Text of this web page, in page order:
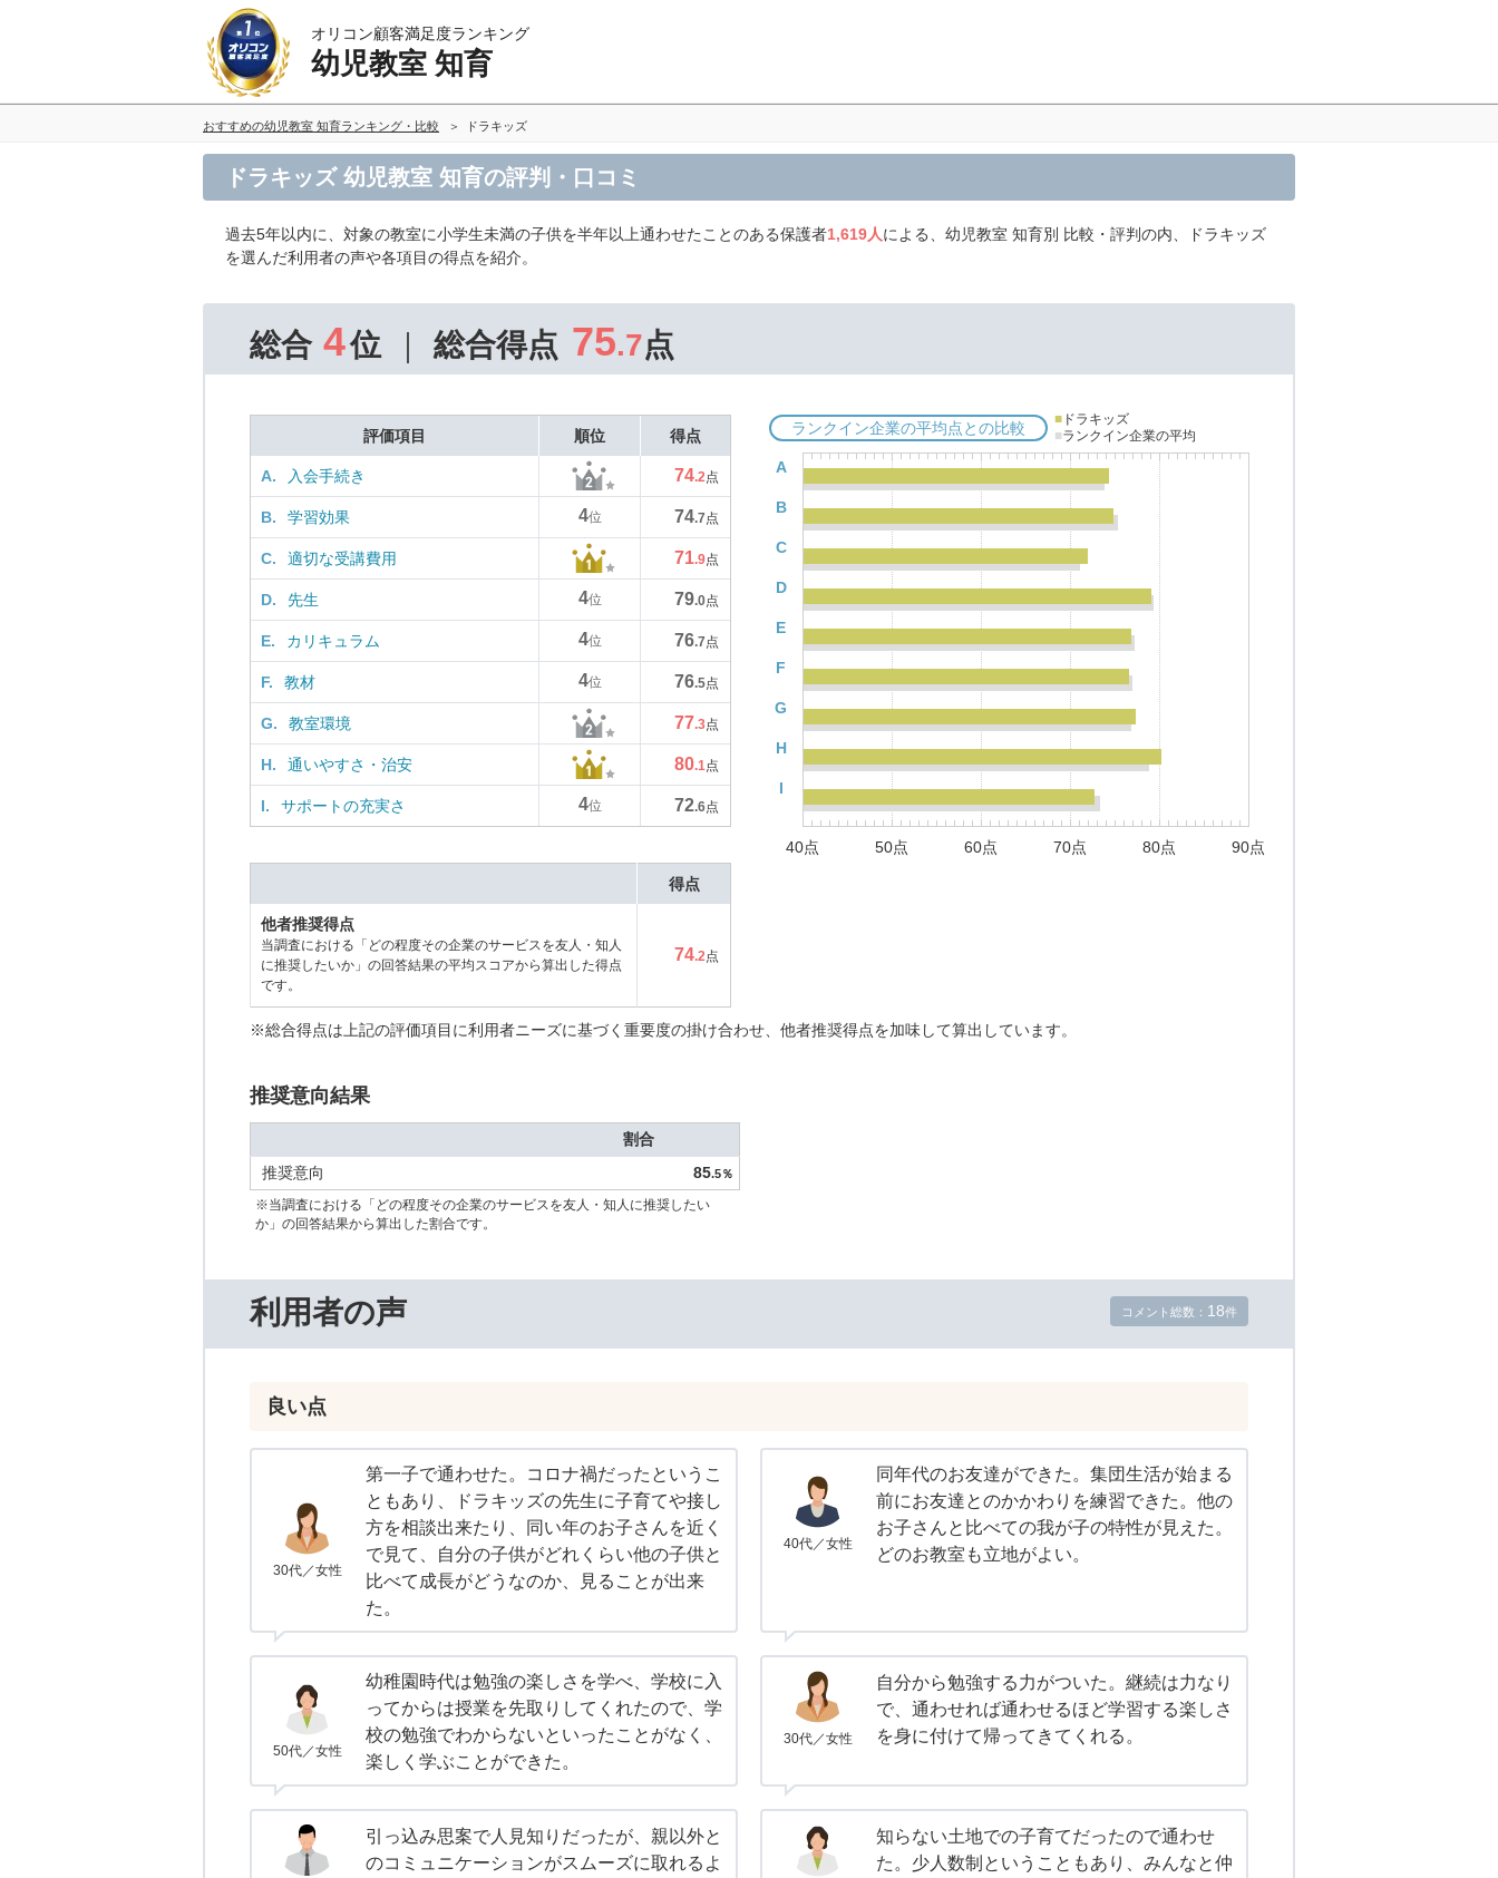
オリコン顧客満足度ランキング
幼児教室 知育
おすすめの幼児教室 知育ランキング・比較 ドラキッズ
ドラキッズ 幼児教室 知育の評判・口コミ
過去5年以内に、対象の教室に小学生未満の子供を半年以上通わせたことのある保護者1,619人による、幼児教室 知育別 比較・評判の内、ドラキッズ
を選んだ利用者の声や各項目の得点を紹介。
総合 4位 総合得点 75.7点
評価項目 順位 得点
A. 入会手続き 74.2点
B. 学習効果 4位 74.7点
C. 適切な受講費用 71.9点
D. 先生 4位 79.0点
E. カリキュラム 4位 76.7点
F. 教材 4位 76.5点
G. 教室環境 77.3点
H. 通いやすさ・治安 80.1点
I. サポートの充実さ 4位 72.6点
ランクイン企業の平均点との比較 ■ ドラキッズ
■ランクイン企業の平均
A
B
C
D
E
F
G
H
I
40点 50点 60点 70点 80点 90点
得点
他者推奨得点
当調査における「どの程度その企業のサービスを友人・知人
に推奨したいか」の回答結果の平均スコアから算出した得点
です。
74.2点
※総合得点は上記の評価項目に利用者ニーズに基づく重要度の掛け合わせ、他者推奨得点を加味して算出しています。
推奨意向結果
割合
推奨意向
85.5％
※当調査における「どの程度その企業のサービスを友人・知人に推奨したい
か」の回答結果から算出した割合です。
利用者の声 コメント総数： 18件
良い点
30代／女性
第一子で通わせた。コロナ禍だったというこ
ともあり、ドラキッズの先生に子育てや接し
方を相談出来たり、同い年のお子さんを近く
で見て、自分の子供がどれくらい他の子供と
比べて成長がどうなのか、見ることが出来
た。
40代／女性
同年代のお友達ができた。集団生活が始まる
前にお友達とのかかわりを練習できた。他の
お子さんと比べての我が子の特性が見えた。
どのお教室も立地がよい。
50代／女性
幼稚園時代は勉強の楽しさを学べ、学校に入
ってからは授業を先取りしてくれたので、学
校の勉強でわからないといったことがなく、
楽しく学ぶことができた。
30代／女性
自分から勉強する力がついた。継続は力なり
で、通わせれば通わせるほど学習する楽しさ
を身に付けて帰ってきてくれる。
引っ込み思案で人見知りだったが、親以外と
のコミュニケーションがスムーズに取れるよ
知らない土地での子育てだったので通わせ
た。少人数制ということもあり、みんなと仲